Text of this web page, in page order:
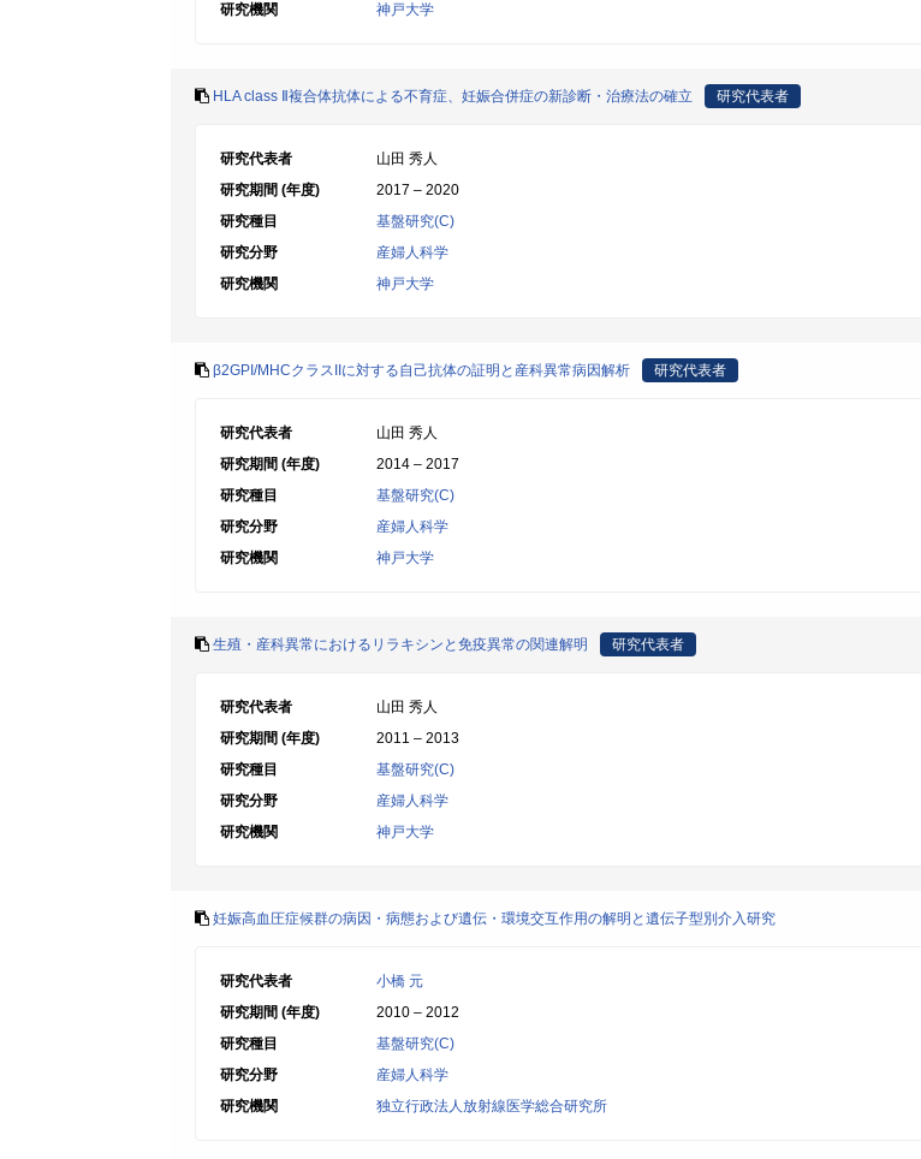
研究機関
神戸大学
HLA class Ⅱ複合体抗体による不育症、妊娠合併症の新診断・治療法の確立 研究代表者
研究代表者
山田 秀人
研究期間 (年度)
2017 – 2020
研究種目
基盤研究(C)
研究分野
産婦人科学
研究機関
神戸大学
β2GPI/MHCクラスIIに対する自己抗体の証明と産科異常病因解析 研究代表者
研究代表者
山田 秀人
研究期間 (年度)
2014 – 2017
研究種目
基盤研究(C)
研究分野
産婦人科学
研究機関
神戸大学
生殖・産科異常におけるリラキシンと免疫異常の関連解明 研究代表者
研究代表者
山田 秀人
研究期間 (年度)
2011 – 2013
研究種目
基盤研究(C)
研究分野
産婦人科学
研究機関
神戸大学
妊娠高血圧症候群の病因・病態および遺伝・環境交互作用の解明と遺伝子型別介入研究
研究代表者
小橋 元
研究期間 (年度)
2010 – 2012
研究種目
基盤研究(C)
研究分野
産婦人科学
研究機関
独立行政法人放射線医学総合研究所